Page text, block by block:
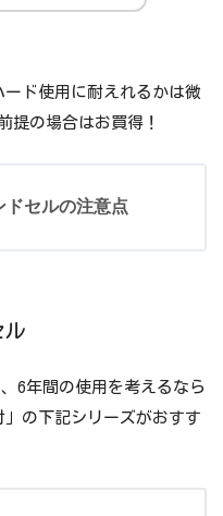
ド使用に耐えれるかは微
提の場合はお買得！
ドセルの注意点
ル
6年間の使用を考えるなら
の下記シリーズがおすす